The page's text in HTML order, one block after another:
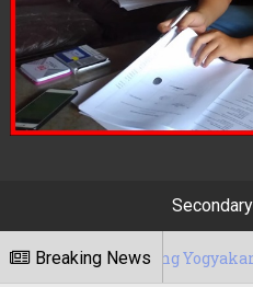
Breaking News
Yogyakarta Paling Top